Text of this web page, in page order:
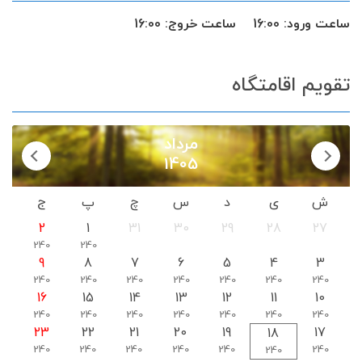
میهمانان گرامی می باشیم.
ساعت ورود: 16:00 ساعت خروج: 16:00
تقویم اقامتگاه
مرداد
1405
ش ی د س چ پ
ج
27
28
29
30
31
1
240
2
240
3
240
4
240
5
240
6
240
7
240
8
240
9
240
10
240
11
240
12
240
13
240
14
240
15
240
16
240
17
240
18
240
19
240
20
240
21
240
22
240
23
240